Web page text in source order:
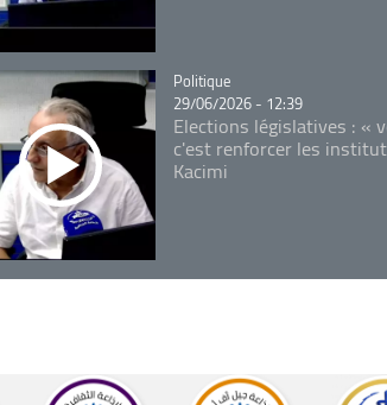
Catégorie
Politique
29/06/2026 - 12:39
Elections législatives : «
c'est renforcer les
Kacimi